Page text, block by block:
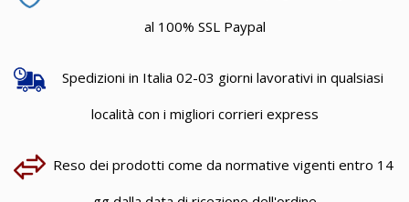
al 100% SSL Paypal
Spedizioni in Italia 02-03 giorni lavorativi in qualsiasi
località con i migliori corrieri express
Reso dei prodotti come da normative vigenti entro 14